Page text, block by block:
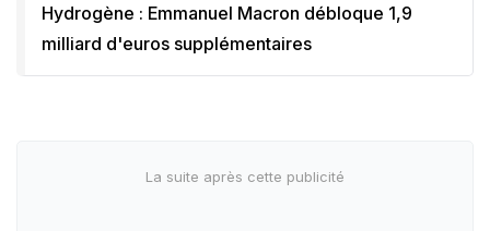
Hydrogène : Emmanuel Macron débloque 1,9
milliard d'euros supplémentaires